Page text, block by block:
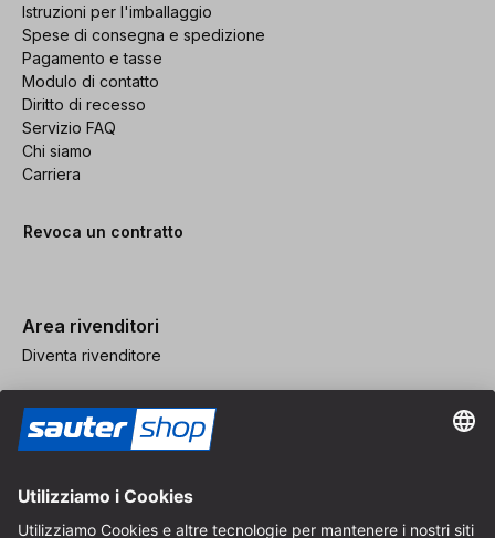
Istruzioni per l'imballaggio
Spese di consegna e spedizione
Pagamento e tasse
Modulo di contatto
Diritto di recesso
Servizio FAQ
Chi siamo
Carriera
Revoca un contratto
Area rivenditori
Diventa rivenditore